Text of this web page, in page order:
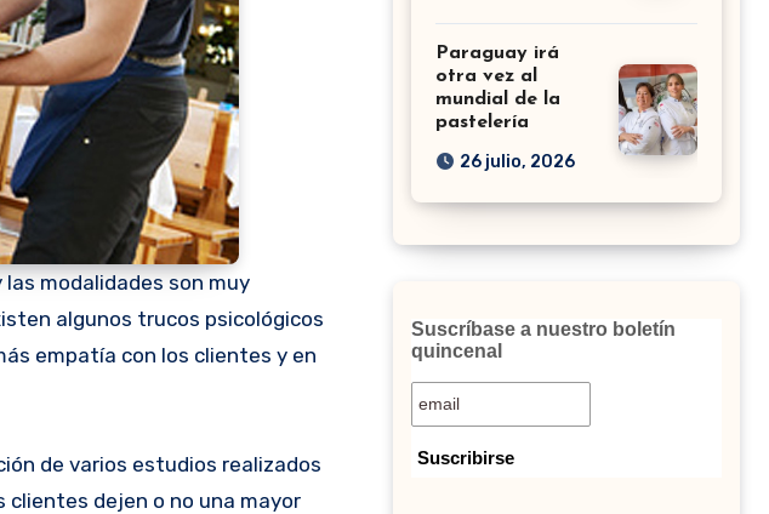
modalidades son muy
algunos trucos psicológicos
empatía con los clientes y en
de varios estudios realizados
dejen o no una mayor
Paraguay irá
otra vez al
mundial de la
pastelería
26 julio, 2026
Suscríbase a nuestro boletín
quincenal